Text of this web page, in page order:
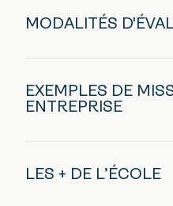
MODALITÉS
EXEMPLES DE
ENTREPRISE
LES + DE L’ÉCOLE